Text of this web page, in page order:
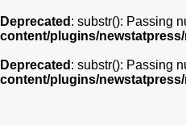
Deprecated : substr(): Passing
content/plugins/
Deprecated : substr(): Passing
content/plugins/